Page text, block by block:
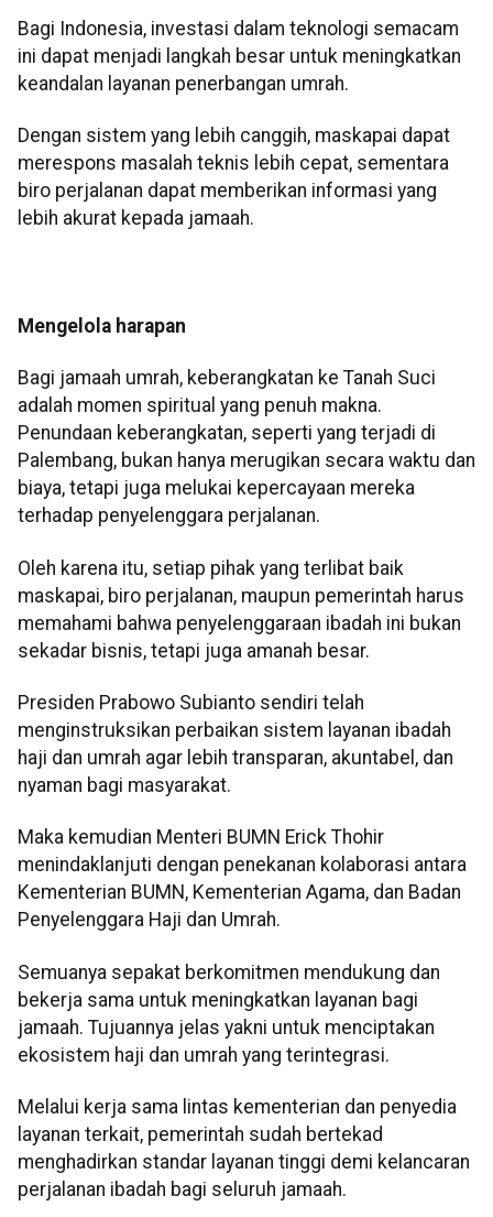
Bagi Indonesia, investasi dalam teknologi semacam
ini dapat menjadi langkah besar untuk meningkatkan
keandalan layanan penerbangan umrah.
Dengan sistem yang lebih canggih, maskapai dapat
merespons masalah teknis lebih cepat, sementara
biro perjalanan dapat memberikan informasi yang
lebih akurat kepada jamaah.
Mengelola harapan
Bagi jamaah umrah, keberangkatan ke Tanah Suci
adalah momen spiritual yang penuh makna.
Penundaan keberangkatan, seperti yang terjadi di
Palembang, bukan hanya merugikan secara waktu dan
biaya, tetapi juga melukai kepercayaan mereka
terhadap penyelenggara perjalanan.
Oleh karena itu, setiap pihak yang terlibat baik
maskapai, biro perjalanan, maupun pemerintah harus
memahami bahwa penyelenggaraan ibadah ini bukan
sekadar bisnis, tetapi juga amanah besar.
Presiden Prabowo Subianto sendiri telah
menginstruksikan perbaikan sistem layanan ibadah
haji dan umrah agar lebih transparan, akuntabel, dan
nyaman bagi masyarakat.
Maka kemudian Menteri BUMN Erick Thohir
menindaklanjuti dengan penekanan kolaborasi antara
Kementerian BUMN, Kementerian Agama, dan Badan
Penyelenggara Haji dan Umrah.
Semuanya sepakat berkomitmen mendukung dan
bekerja sama untuk meningkatkan layanan bagi
jamaah. Tujuannya jelas yakni untuk menciptakan
ekosistem haji dan umrah yang terintegrasi.
Melalui kerja sama lintas kementerian dan penyedia
layanan terkait, pemerintah sudah bertekad
menghadirkan standar layanan tinggi demi kelancaran
perjalanan ibadah bagi seluruh jamaah.